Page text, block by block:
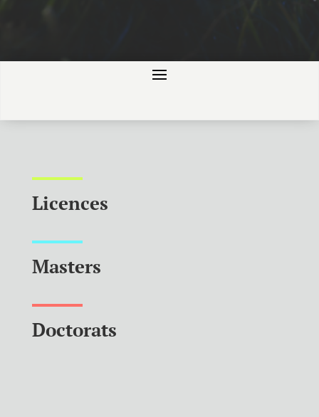
Licences
Masters
Doctorats